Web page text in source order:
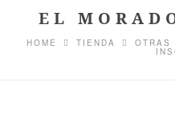
EL
HOME TIENDA OTRAS